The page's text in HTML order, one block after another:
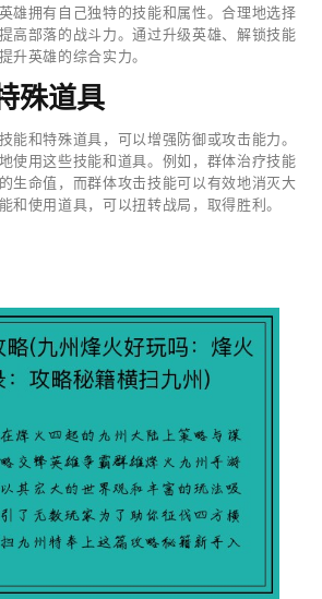
雄拥有自己独特的技能和属性。合理地选择
高部落的战斗力。通过升级英雄、解锁技能
升英雄的综合实力。
殊道具
能和特殊道具，可以增强防御或攻击能力。
使用这些技能和道具。例如，群体治疗技能
生命值，而群体攻击技能可以有效地消灭大
和使用道具，可以扭转战局，取得胜利。